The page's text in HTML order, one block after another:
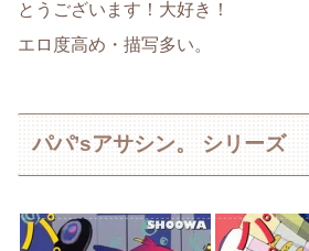
とうございます！大好き！
エロ度高め・描写多い。
パパ’sアサシン。 シリーズ